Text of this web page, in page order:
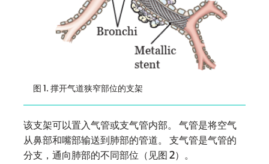
图 1. 撑开气道狭窄部位的支架
该支架可以置入气管或支气管内部。 气管是将空气
从鼻部和嘴部输送到肺部的管道。 支气管是气管的
分支，通向肺部的不同部位（见图 2）。